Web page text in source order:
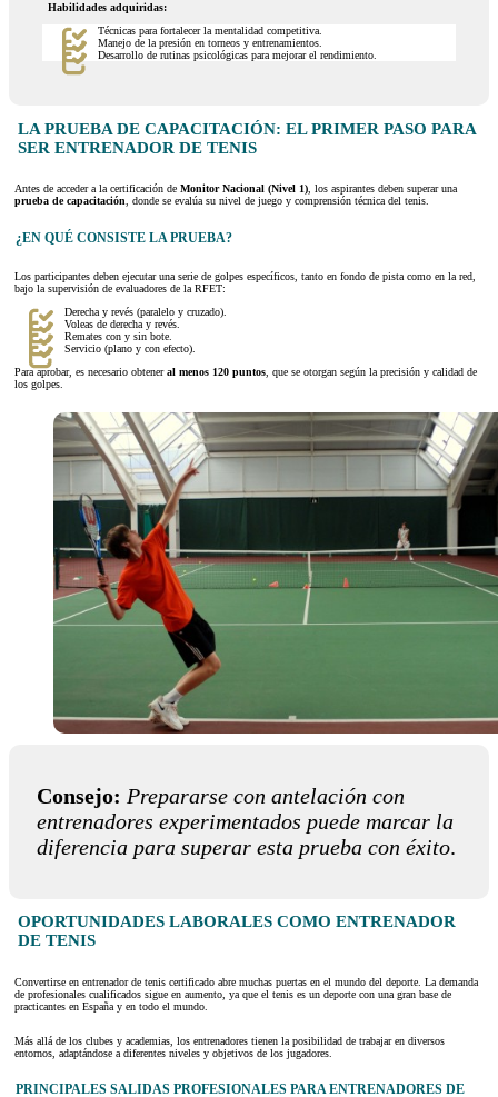
Habilidades adquiridas:
Técnicas para fortalecer la mentalidad competitiva.
Manejo de la presión en torneos y entrenamientos.
Desarrollo de rutinas psicológicas para mejorar el rendimiento.
LA PRUEBA DE CAPACITACIÓN: EL PRIMER PASO PARA
SER ENTRENADOR DE TENIS
Antes de acceder a la certificación de Monitor Nacional (Nivel 1), los aspirantes deben superar una
prueba de capacitación, donde se evalúa su nivel de juego y comprensión técnica del tenis.
¿EN QUÉ CONSISTE LA PRUEBA?
Los participantes deben ejecutar una serie de golpes específicos, tanto en fondo de pista como en la red,
bajo la supervisión de evaluadores de la RFET:
Derecha y revés (paralelo y cruzado).
Voleas de derecha y revés.
Remates con y sin bote.
Servicio (plano y con efecto).
Para aprobar, es necesario obteneral menos 120 puntos , que se otorgan según la precisión y calidad de
los golpes.
Consejo: Prepararse con antelación con
entrenadores experimentados puede marcar la
diferencia para superar esta prueba con éxito.
OPORTUNIDADES LABORALES COMO ENTRENADOR
DE TENIS
Convertirse en entrenador de tenis certificado abre muchas puertas en el mundo del deporte. La demanda
de profesionales cualificados sigue en aumento, ya que el tenis es un deporte con una gran base de
practicantes en España y en todo el mundo.
Más allá de los clubes y academias, los entrenadores tienen la posibilidad de trabajar en diversos
entornos, adaptándose a diferentes niveles y objetivos de los jugadores.
PRINCIPALES SALIDAS PROFESIONALES PARA ENTRENADORES DE